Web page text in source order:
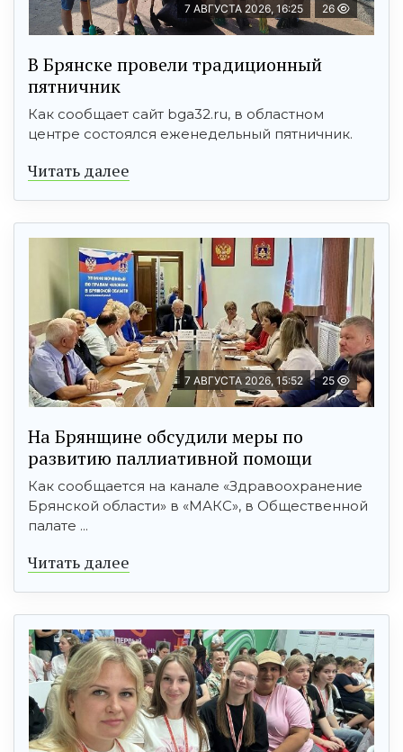
7 АВГУСТА 2026, 16:25 26
В Брянске провели традиционный
пятничник
Как сообщает сайт bga32.ru, в областном
центре состоялся еженедельный пятничник.
Читать далее
7 АВГУСТА 2026, 15:52 25
На Брянщине обсудили меры по
развитию паллиативной помощи
Как сообщается на канале «Здравоохранение
Брянской области» в «МАКС», в Общественной
палате ...
Читать далее